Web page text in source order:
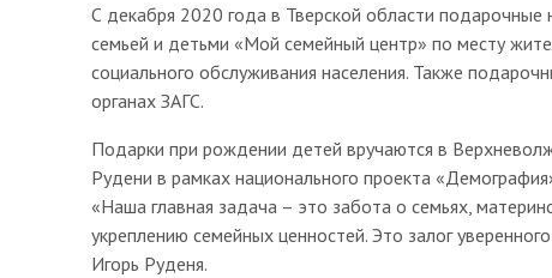
С декабря 2020 года в Тверской области
семьей и детьми «Мой семейный центр» по месту
социального обслуживания населения. Также
органах ЗАГС.
Подарки при рождении детей вручаются в
Рудени в рамках национального проекта
«Наша главная задача – это забота о семьях,
укреплению семейных ценностей. Это залог
Игорь Руденя.